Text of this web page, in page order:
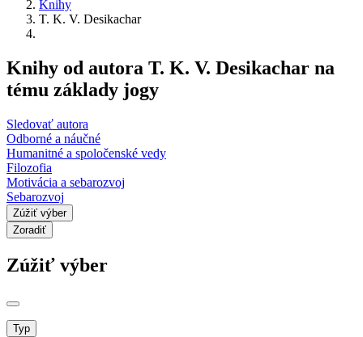
Knihy
T. K. V. Desikachar
Knihy od autora T. K. V. Desikachar na
tému základy jogy
Sledovať autora
Odborné a náučné
Humanitné a spoločenské vedy
Filozofia
Motivácia a sebarozvoj
Sebarozvoj
Zúžiť výber
Zoradiť
Zúžiť výber
Typ